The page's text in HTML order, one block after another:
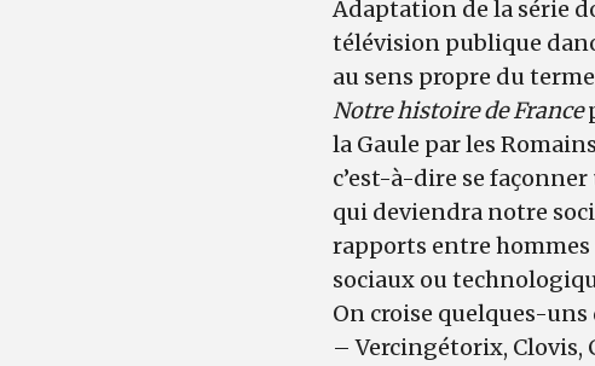
Adaptation de la série
télévision publique
au sens propre du
Notre histoire de France
la Gaule par les
c’est-à-dire se
qui deviendra notre
rapports entre
sociaux ou
On croise quelques-
– Vercingétorix, Clovis,